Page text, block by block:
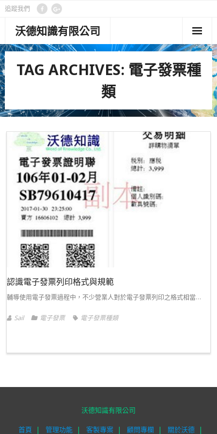
追蹤我們
沃德知識有限公司
首頁
管理功能
顧問專欄
關於沃德
聯絡我們
隱私權政策
TAG ARCHIVES: 電子發票種
類
認識電子發票列印格式與規範
輔導使用電子發票過程中，不少營業人對於電子發票列印之格式相當…
Sail 電子發票 電子發票種類
沃德知識有限公司
首頁 管理功能 客製專案 顧問專欄 關於沃德